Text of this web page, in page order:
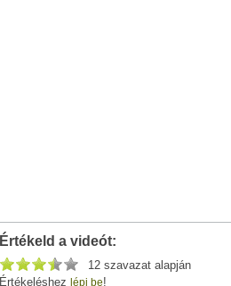
Értékeld a videót:
12 szavazat alapján
Értékeléshez lépj be!